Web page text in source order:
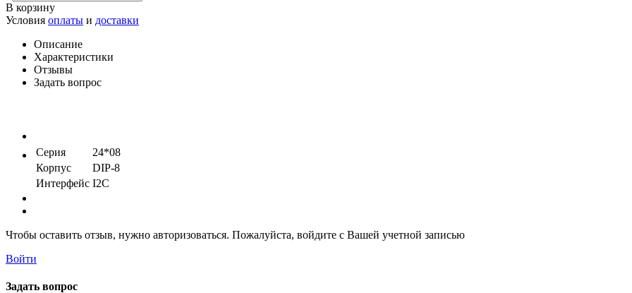
В корзину
Условия оплаты и доставки
Описание
Характеристики
Отзывы
Задать вопрос
Серия
24*08
Корпус
DIP-8
Интерфейс I2C
Чтобы оставить отзыв, нужно авторизоваться. Пожалуйста, войдите с Вашей учетной записью
Войти
Задать вопрос